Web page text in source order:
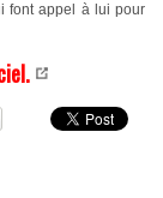
font appel à lui pour